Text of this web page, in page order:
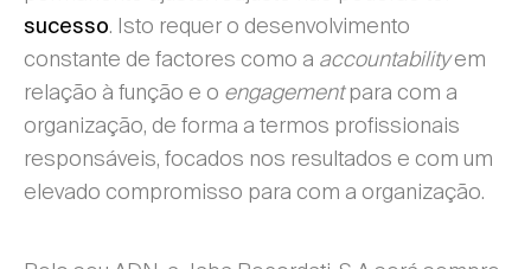
sucesso. Isto requer o desenvolvimento
constante de factores como a accountabilityem
relação à função e o engagementpara com a
organização, de forma a termos profissionais
responsáveis, focados nos resultados e com um
elevado compromisso para com a organização.